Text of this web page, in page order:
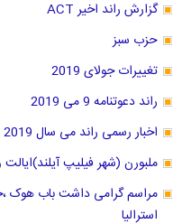
گزارش راند اخیر ACT
حزب سبز
تغییرات جولای 2019
راند دعوتنامه 9 می 2019
اخبار رسمی راند می سال 2019 منتشر شد
ملبورن (شهر فیلیپ آیلند)ایالت
مراسم گرامی داشت باب هوک
استرالیا